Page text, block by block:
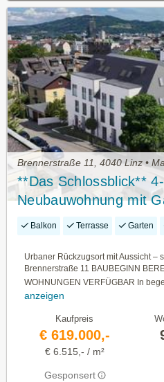
Brennerstraße 11, 4040 Linz •
**Das Schlossblick**
Neubauwohnung mit
TOP 2
Balkon Terrasse Garten
Urbaner Rückzugsort mit Aussicht –
Brennerstraße 11 BAUBEGINN
WOHNUNGEN VERFÜGBAR In
anzeigen
Kaufpreis
€ 619.000,-
€ 6.515,- / m²
Gesponsert